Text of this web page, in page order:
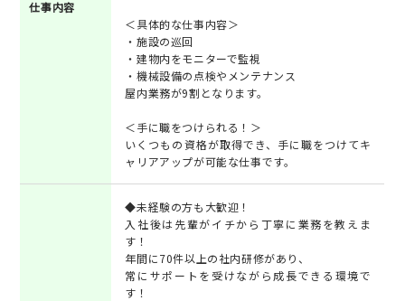
仕事内容
＜具体的な仕事内容＞
・施設の巡回
・建物内をモニターで監視
・機械設備の点検やメンテナンス
屋内業務が9割となります。
＜手に職をつけられる！＞
いくつもの資格が取得でき、手に職をつけてキ
ャリアアップが可能な仕事です。
◆未経験の方も大歓迎！
入社後は先輩がイチから丁寧に業務を教えま
す！
年間に70件以上の社内研修があり、
常にサポートを受けながら成長できる環境で
す！